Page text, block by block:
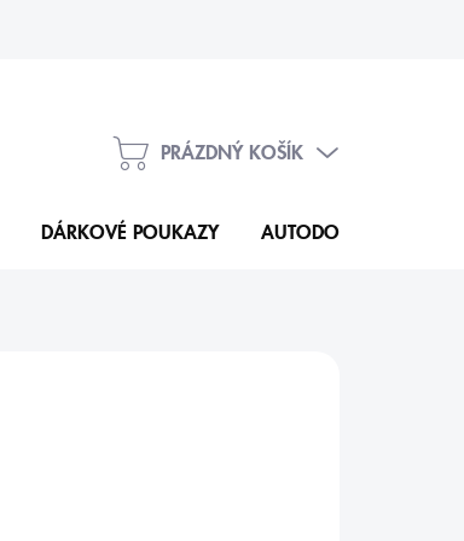
NÁKUPNÍ
PRÁZDNÝ KOŠÍK
DÁRKOVÉ POUKAZY AUTODOPLŇKY